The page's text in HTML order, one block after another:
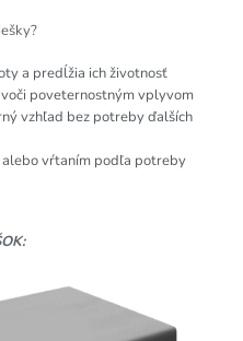
a predĺžia ich životnosť
poveternostným vplyvom
vzhľad bez potreby ďalších
alebo vŕtaním podľa potreby